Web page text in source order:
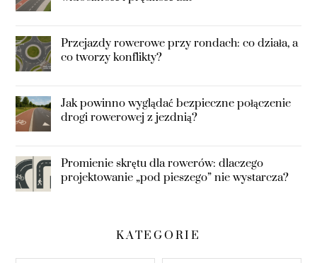
Przejazdy rowerowe przy rondach: co działa, a
co tworzy konflikty?
Jak powinno wyglądać bezpieczne połączenie
drogi rowerowej z jezdnią?
Promienie skrętu dla rowerów: dlaczego
projektowanie „pod pieszego” nie wystarcza?
KATEGORIE